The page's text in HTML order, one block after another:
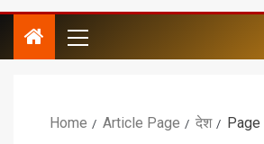
Home Article Page देश Page